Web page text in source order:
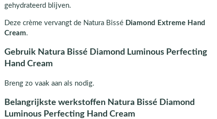
gehydrateerd blijven.
Deze crème vervangt de Natura Bissé Diamond Extreme Hand
Cream.
Gebruik Natura Bissé Diamond Luminous Perfecting
Hand Cream
Breng zo vaak aan als nodig.
Belangrijkste werkstoffen Natura Bissé Diamond
Luminous Perfecting Hand Cream